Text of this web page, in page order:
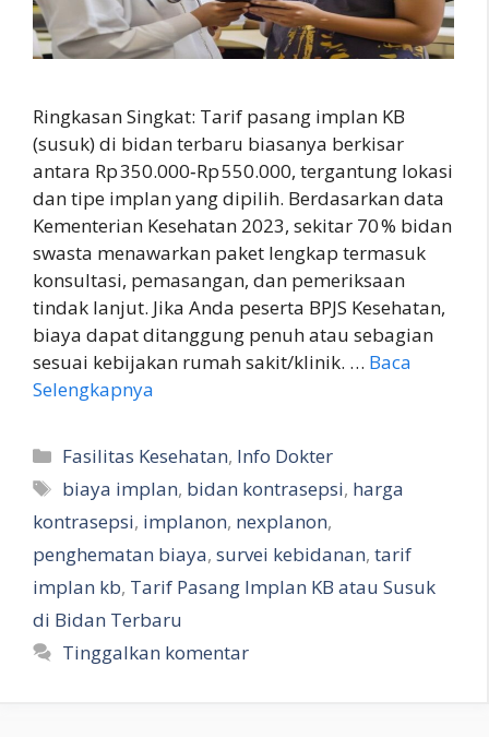
Ringkasan Singkat: Tarif pasang implan KB
(susuk) di bidan terbaru biasanya berkisar
antara Rp 350.000‑Rp 550.000, tergantung lokasi
dan tipe implan yang dipilih. Berdasarkan data
Kementerian Kesehatan 2023, sekitar 70 % bidan
swasta menawarkan paket lengkap termasuk
konsultasi, pemasangan, dan pemeriksaan
tindak lanjut. Jika Anda peserta BPJS Kesehatan,
biaya dapat ditanggung penuh atau sebagian
sesuai kebijakan rumah sakit/klinik. … Baca
Selengkapnya
Kategori
Fasilitas Kesehatan, Info Dokter
Tag
biaya implan, bidan kontrasepsi, harga
kontrasepsi, implanon, nexplanon,
penghematan biaya, survei kebidanan, tarif
implan kb, Tarif Pasang Implan KB atau Susuk
di Bidan Terbaru
Tinggalkan komentar